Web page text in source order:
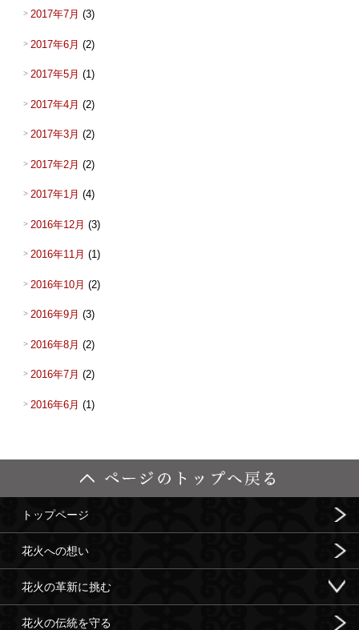
2017年7月 (3)
2017年6月 (2)
2017年5月 (1)
2017年4月 (2)
2017年3月 (2)
2017年2月 (2)
2017年1月 (4)
2016年12月 (3)
2016年11月 (1)
2016年10月 (2)
2016年9月 (3)
2016年8月 (2)
2016年7月 (2)
2016年6月 (1)
トップページ
花火への想い
花火の革新に挑む
花火の伝統を守る